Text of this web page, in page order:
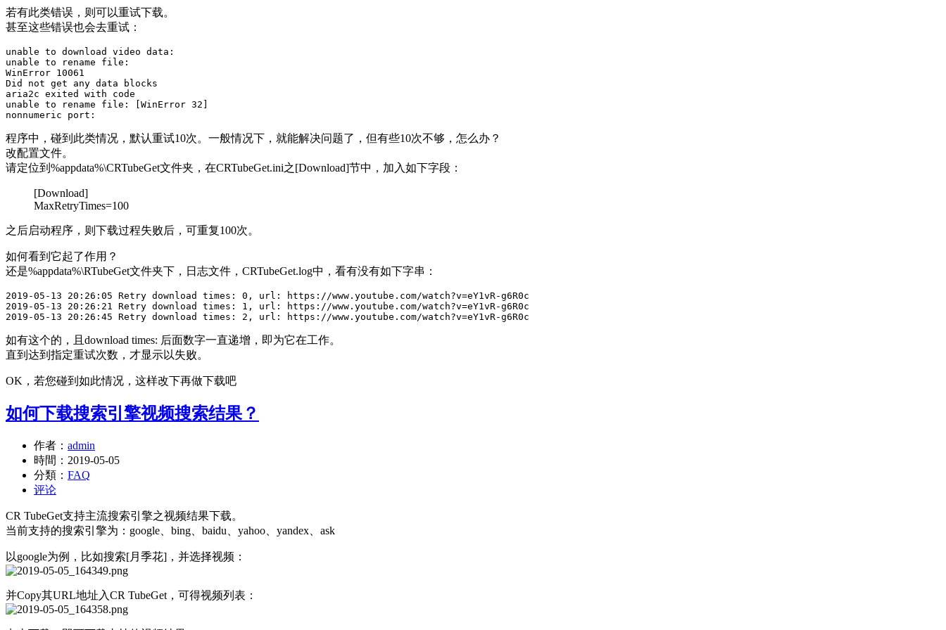
若有此类错误，则可以重试下载。
甚至这些错误也会去重试：
unable to download video data:
unable to rename file:
WinError 10061
Did not get any data blocks
aria2c exited with code
unable to rename file: [WinError 32]
程序中，碰到此类情况，默认重试10次。一般情况下，就能解决问题了，但有些10次不够，怎么办？
改配置文件。
请定位到%appdata%\CRTubeGet文件夹，在CRTubeGet.ini之[Download]节中，加入如下字段：
[Download]
MaxRetryTimes=100
之后启动程序，则下载过程失败后，可重复100次。
如何看到它起了作用？
还是%appdata%\RTubeGet文件夹下，日志文件，CRTubeGet.log中，看有没有如下字串：
2019-05-13 20:26:05 Retry download times: 0, url: https://www.youtube.com/watch?v=eY1vR-g6R0c
2019-05-13 20:26:21 Retry download times: 1, url: https://www.youtube.com/watch?v=eY1vR-g6R0c
2019-05-13 20:26:45 Retry download times: 2, url: https://www.youtube.com/watch?v=eY1vR-g6R0c
如有这个的，且download times: 后面数字一直递增，即为它在工作。
直到达到指定重试次数，才显示以失败。
OK，若您碰到如此情况，这样改下再做下载吧
如何下载搜索引擎视频搜索结果？
作者： admin
時間： 2019-05-05
分類： FAQ
评论
CR TubeGet支持主流搜索引擎之视频结果下载。
当前支持的搜索引擎为：google、bing、baidu、yahoo、yandex、ask
以google为例，比如搜索[月季花]，并选择视频：
并Copy其URL地址入CR TubeGet，可得视频列表：